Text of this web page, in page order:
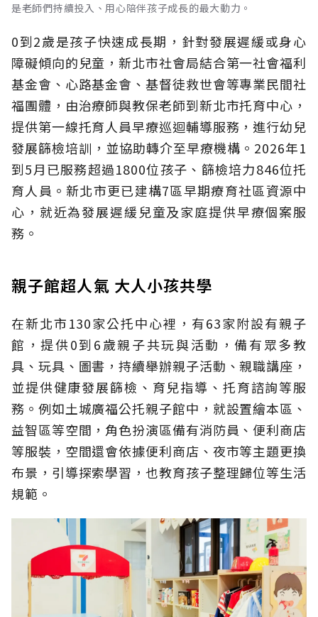
是老師們持續投入、用心陪伴孩子成長的最大動力。
0到2歲是孩子快速成長期，針對發展遲緩或身心
障礙傾向的兒童，新北市社會局結合第一社會福利
基金會、心路基金會、基督徒救世會等專業民間社
福團體，由治療師與教保老師到新北市托育中心，
提供第一線托育人員早療巡迴輔導服務，進行幼兒
發展篩檢培訓，並協助轉介至早療機構。2026年1
到5月已服務超過1800位孩子、篩檢培力846位托
育人員。新北市更已建構7區早期療育社區資源中
心，就近為發展遲緩兒童及家庭提供早療個案服
務。
親子館超人氣 大人小孩共學
在新北市130家公托中心裡，有63家附設有親子
館，提供0到6歲親子共玩與活動，備有眾多教
具、玩具、圖書，持續舉辦親子活動、親職講座，
並提供健康發展篩檢、育兒指導、托育諮詢等服
務。例如土城廣福公托親子館中，就設置繪本區、
益智區等空間，角色扮演區備有消防員、便利商店
等服裝，空間還會依據便利商店、夜市等主題更換
布景，引導探索學習，也教育孩子整理歸位等生活
規範。